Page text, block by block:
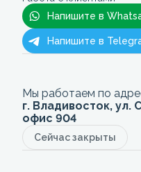
Мы работаем по
г. Владивосток, ул.
офис 904
Сейчас закрыты